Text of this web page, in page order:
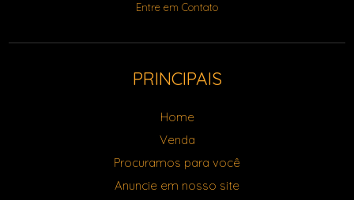
Entre em Contato
PRINCIPAIS
Home
Venda
Procuramos para você
Anuncie em nosso site